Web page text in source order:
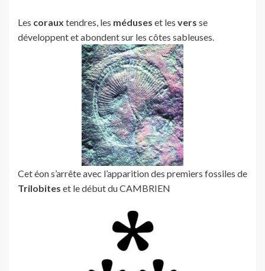
Les coraux tendres, les méduses et les vers se
développent et abondent sur les côtes sableuses.
Cet éon s’arrête avec l’apparition des premiers fossiles de
Trilobites et le début du CAMBRIEN